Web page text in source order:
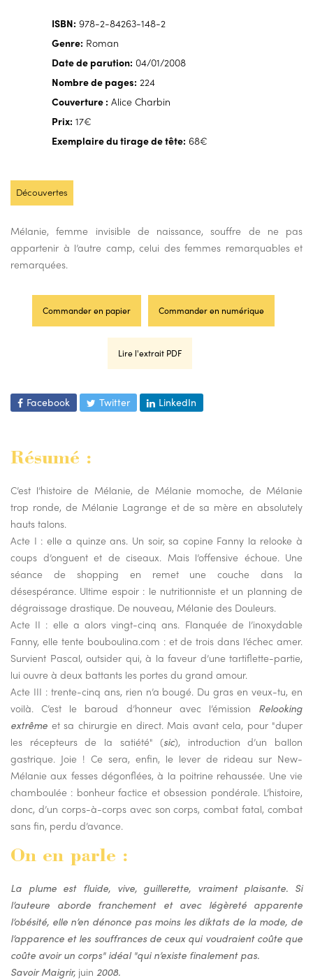
ISBN: 978-2-84263-148-2
Genre: Roman
Date de parution: 04/01/2008
Nombre de pages: 224
Couverture : Alice Charbin
Prix: 17€
Exemplaire du tirage de tête: 68€
Découvertes
Mélanie, femme invisible de naissance, souffre de ne pas
appartenir à l’autre camp, celui des femmes remarquables et
remarquées.
Commander en papier Commander en numérique
Lire l'extrait PDF
Facebook Twitter LinkedIn
Résumé :
C’est l’histoire de Mélanie, de Mélanie momoche, de Mélanie
trop ronde, de Mélanie Lagrange et de sa mère en absolutely
hauts talons.
Acte I : elle a quinze ans. Un soir, sa copine Fanny la relooke à
coups d’onguent et de ciseaux. Mais l’offensive échoue. Une
séance de shopping en remet une couche dans la
désespérance. Ultime espoir : le nutritionniste et un planning de
dégraissage drastique. De nouveau, Mélanie des Douleurs.
Acte II : elle a alors vingt-cinq ans. Flanquée de l’inoxydable
Fanny, elle tente bouboulina.com : et de trois dans l’échec amer.
Survient Pascal, outsider qui, à la faveur d’une tartiflette-partie,
lui ouvre à deux battants les portes du grand amour.
Acte III : trente-cinq ans, rien n’a bougé. Du gras en veux-tu, en
voilà. C’est le baroud d’honneur avec l’émission Relooking
extrême et sa chirurgie en direct. Mais avant cela, pour "duper
les récepteurs de la satiété" (sic), introduction d’un ballon
gastrique. Joie ! Ce sera, enfin, le lever de rideau sur New-
Mélanie aux fesses dégonflées, à la poitrine rehaussée. Une vie
chamboulée : bonheur factice et obsession pondérale. L’histoire,
donc, d’un corps-à-corps avec son corps, combat fatal, combat
sans fin, perdu d’avance.
On en parle :
La plume est fluide, vive, guillerette, vraiment plaisante. Si
l’auteure aborde franchement et avec légèreté apparente
l’obésité, elle n’en dénonce pas moins les diktats de la mode, de
l’apparence et les souffrances de ceux qui voudraient coûte que
coûte avoir un corps" idéal "qui n’existe finalement pas.
Savoir Maigrir, juin 2008.